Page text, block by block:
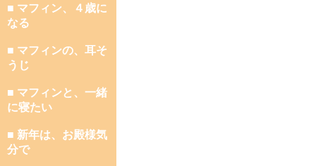
■ マフィン、４歳に
なる
■ マフィンの、耳そ
うじ
■ マフィンと、一緒
に寝たい
■ 新年は、お殿様気
分で